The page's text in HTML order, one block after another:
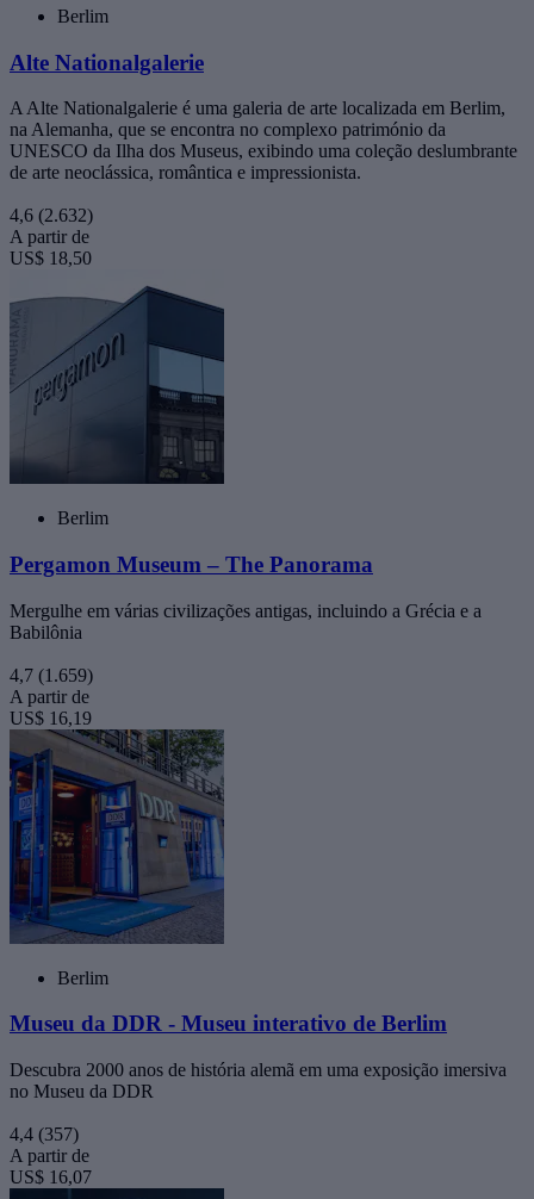
Berlim
Alte Nationalgalerie
A Alte Nationalgalerie é uma galeria de arte localizada em Berlim,
na Alemanha, que se encontra no complexo património da
UNESCO da Ilha dos Museus, exibindo uma coleção deslumbrante
de arte neoclássica, romântica e impressionista.
4,6 (2.632)
A partir de
US$ 18,50
Berlim
Pergamon Museum – The Panorama
Mergulhe em várias civilizações antigas, incluindo a Grécia e a
Babilônia
4,7 (1.659)
A partir de
US$ 16,19
Berlim
Museu da DDR - Museu interativo de Berlim
Descubra 2000 anos de história alemã em uma exposição imersiva
no Museu da DDR
4,4 (357)
A partir de
US$ 16,07